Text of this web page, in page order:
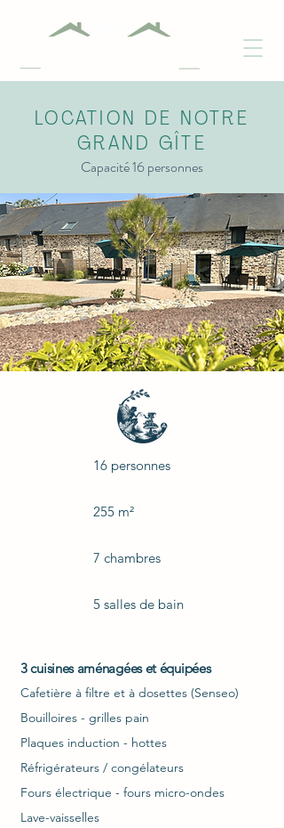
LOCATION DE NOTRE
GRAND GÎTE
Capacité 16 personnes
16 personnes
255 m²
7 chambres
5 salles de bain
3 cuisines aménagées et équipées
Cafetière à filtre et à dosettes (Senseo)
Bouilloires - grilles pain
Plaques induction - hottes
Réfrigérateurs / congélateurs
Fours électrique - fours micro-ondes
Lave-vaisselles